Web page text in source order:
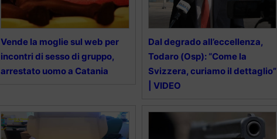
Vende la moglie sul web per
incontri di sesso di gruppo,
arrestato uomo a Catania
Dal degrado all’eccellenza,
Todaro (Osp): “Come la
Svizzera, curiamo il dettaglio”
| VIDEO